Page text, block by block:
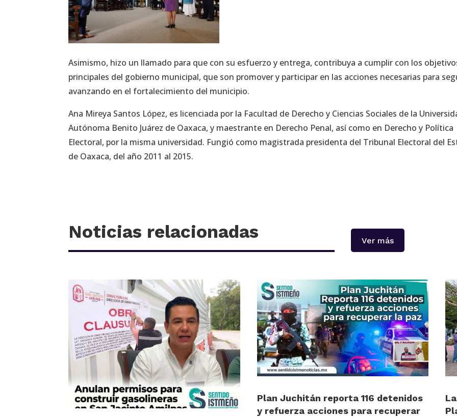
Asimismo, hizo un llamado para que con su esfuerzo y entrega, contribuya a cumplir con los
principales del gobierno municipal, que son promover y participar en las acciones necesarias para
avanzando en el fortalecimiento del municipio.
Ana Mireya Santos López, es licenciada por la Facultad de Derecho y Ciencias Sociales de la
Autónoma Benito Juárez de Oaxaca, y maestrante en Derecho Penal, así como en Derecho y Política
Electoral, por la misma universidad. Fungió como magistrada presidenta del Tribunal Electoral del
de Oaxaca, del año 2011 al 2015.
Noticias relacionadas Ver más
Plan Juchitán reporta 116 detenidos
y refuerza acciones para recuperar